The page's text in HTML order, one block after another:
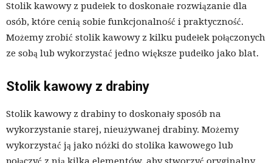
Stolik kawowy z pudełek to doskonałe rozwiązanie dla
osób, które cenią sobie funkcjonalność i praktyczność.
Możemy zrobić stolik kawowy z kilku pudełek połączonych
ze sobą lub wykorzystać jedno większe pudełko jako blat.
Stolik kawowy z drabiny
Stolik kawowy z drabiny to doskonały sposób na
wykorzystanie starej, nieużywanej drabiny. Możemy
wykorzystać ją jako nóżki do stolika kawowego lub